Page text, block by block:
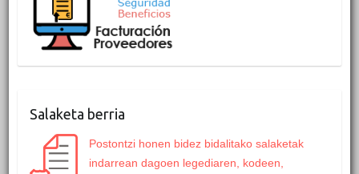
Salaketa berria
Postontzi honen bidez bidalitako salaketak
indarrean dagoen legediaren, kodeen,